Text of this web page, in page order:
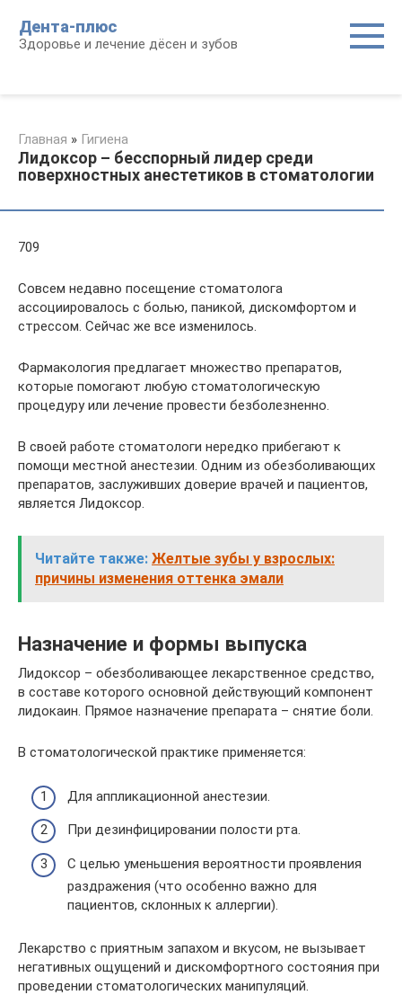
контенту
Дента-плюс
Здоровье и лечение дёсен и зубов
Главная » Гигиена
Лидоксор – бесспорный лидер среди
поверхностных анестетиков в стоматологии
709
Совсем недавно посещение стоматолога
ассоциировалось с болью, паникой, дискомфортом и
стрессом. Сейчас же все изменилось.
Фармакология предлагает множество препаратов,
которые помогают любую стоматологическую
процедуру или лечение провести безболезненно.
В своей работе стоматологи нередко прибегают к
помощи местной анестезии. Одним из обезболивающих
препаратов, заслуживших доверие врачей и пациентов,
является Лидоксор.
Читайте также: Желтые зубы у взрослых:
причины изменения оттенка эмали
Назначение и формы выпуска
Лидоксор – обезболивающее лекарственное средство,
в составе которого основной действующий компонент
лидокаин. Прямое назначение препарата – снятие боли.
В стоматологической практике применяется:
Для аппликационной анестезии.
При дезинфицировании полости рта.
С целью уменьшения вероятности проявления
раздражения (что особенно важно для
пациентов, склонных к аллергии).
Лекарство с приятным запахом и вкусом, не вызывает
негативных ощущений и дискомфортного состояния при
проведении стоматологических манипуляций.